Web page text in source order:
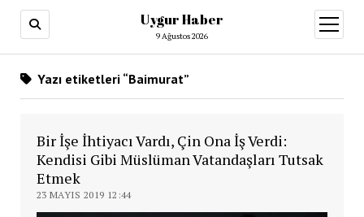
Uygur Haber
9 Ağustos 2026
aç
Yazı etiketleri “Baimurat”
Bir İşe İhtiyacı Vardı, Çin Ona İş Verdi:
Kendisi Gibi Müslüman Vatandaşları Tutsak
Etmek
23 MAYIS 2019 12:44